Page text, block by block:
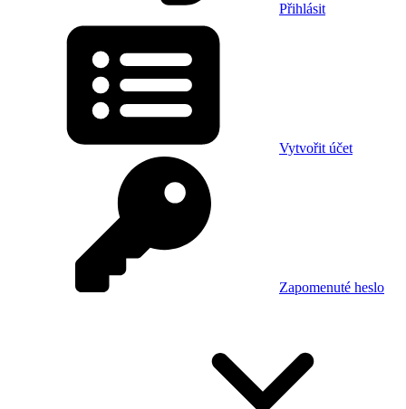
Přihlásit
Vytvořit účet
Zapomenuté heslo